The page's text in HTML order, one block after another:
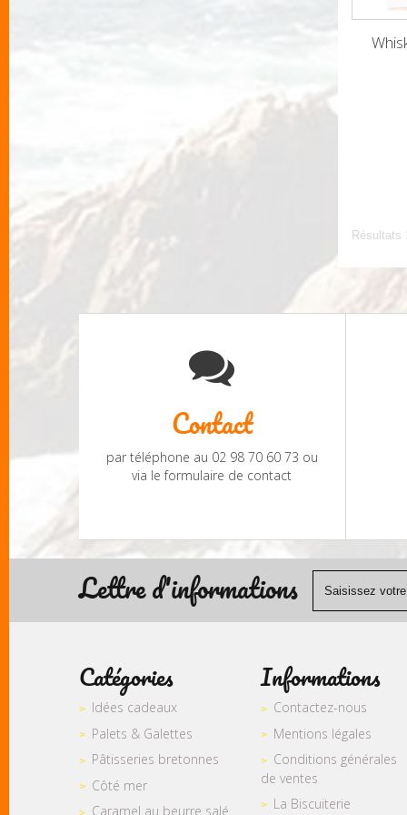
Résultats
Contact
par téléphone au 02 98 70 60 73 ou
via le formulaire de contact
Lettre d'informations
Catégories
Idées cadeaux
Palets & Galettes
Pâtisseries bretonnes
Côté mer
Caramel au beurre salé
Informations
Contactez-nous
Mentions légales
Conditions générales
de ventes
La Biscuiterie